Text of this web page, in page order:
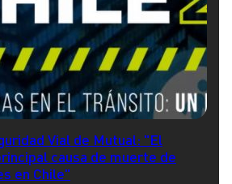
Vial de Mutual: "El
causa de muerte de
en Chile"